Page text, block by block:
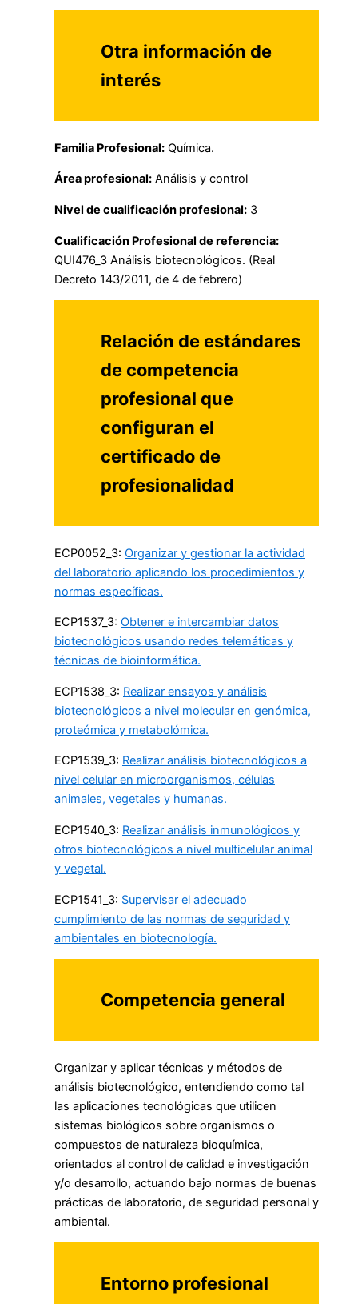
Otra información de
interés
Familia Profesional: Química.
Área profesional: Análisis y control
Nivel de cualificación profesional: 3
Cualificación Profesional de referencia:
QUI476_3 Análisis biotecnológicos. (Real
Decreto 143/2011, de 4 de febrero)
Relación de estándares
de competencia
profesional que
configuran el
certificado de
profesionalidad
ECP0052_3: Organizar y gestionar la actividad
del laboratorio aplicando los procedimientos y
normas específicas.
ECP1537_3: Obtener e intercambiar datos
biotecnológicos usando redes telemáticas y
técnicas de bioinformática.
ECP1538_3: Realizar ensayos y análisis
biotecnológicos a nivel molecular en genómica,
proteómica y metabolómica.
ECP1539_3: Realizar análisis biotecnológicos a
nivel celular en microorganismos, células
animales, vegetales y humanas.
ECP1540_3: Realizar análisis inmunológicos y
otros biotecnológicos a nivel multicelular animal
y vegetal.
ECP1541_3: Supervisar el adecuado
cumplimiento de las normas de seguridad y
ambientales en biotecnología.
Competencia general
Organizar y aplicar técnicas y métodos de
análisis biotecnológico, entendiendo como tal
las aplicaciones tecnológicas que utilicen
sistemas biológicos sobre organismos o
compuestos de naturaleza bioquímica,
orientados al control de calidad e investigación
y/o desarrollo, actuando bajo normas de buenas
prácticas de laboratorio, de seguridad personal y
ambiental.
Entorno profesional